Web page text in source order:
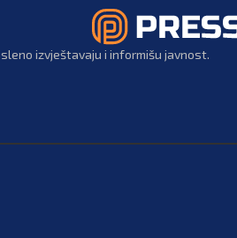
izvještavaju i informišu javnost.